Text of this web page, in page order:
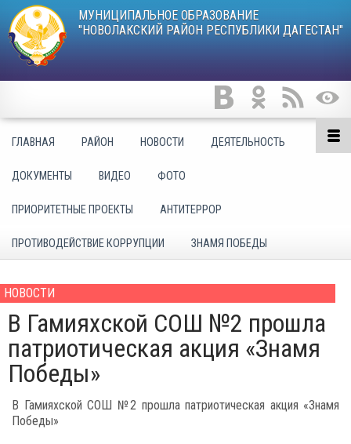
МУНИЦИПАЛЬНОЕ ОБРАЗОВАНИЕ
"НОВОЛАКСКИЙ РАЙОН РЕСПУБЛИКИ ДАГЕСТАН"
ГЛАВНАЯ РАЙОН НОВОСТИ ДЕЯТЕЛЬНОСТЬ
ДОКУМЕНТЫ ВИДЕО ФОТО
ПРИОРИТЕТНЫЕ ПРОЕКТЫ АНТИТЕРРОР
ПРОТИВОДЕЙСТВИЕ КОРРУПЦИИ ЗНАМЯ ПОБЕДЫ
НОВОСТИ
В Гамияхской СОШ №2 прошла
патриотическая акция «Знамя
Победы»
В Гамияхской СОШ №2 прошла патриотическая акция «Знамя
Победы»